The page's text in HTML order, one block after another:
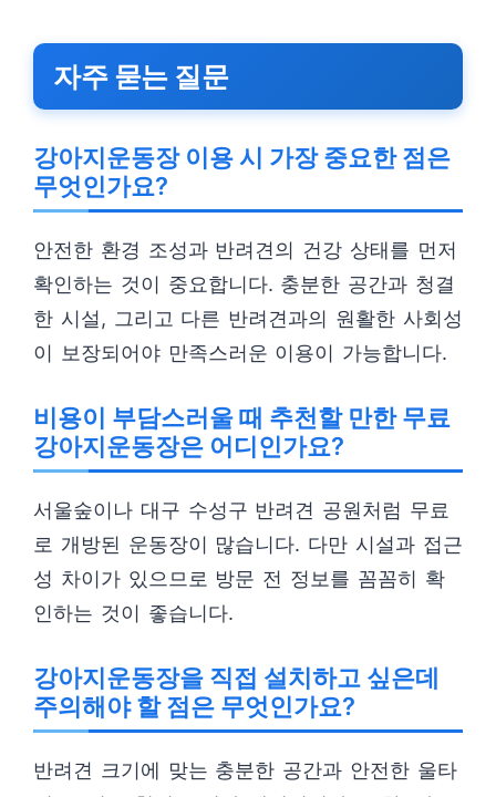
자주 묻는 질문
강아지운동장 이용 시 가장 중요한 점은
무엇인가요?
안전한 환경 조성과 반려견의 건강 상태를 먼저
확인하는 것이 중요합니다. 충분한 공간과 청결
한 시설, 그리고 다른 반려견과의 원활한 사회성
이 보장되어야 만족스러운 이용이 가능합니다.
비용이 부담스러울 때 추천할 만한 무료
강아지운동장은 어디인가요?
서울숲이나 대구 수성구 반려견 공원처럼 무료
로 개방된 운동장이 많습니다. 다만 시설과 접근
성 차이가 있으므로 방문 전 정보를 꼼꼼히 확
인하는 것이 좋습니다.
강아지운동장을 직접 설치하고 싶은데
주의해야 할 점은 무엇인가요?
반려견 크기에 맞는 충분한 공간과 안전한 울타